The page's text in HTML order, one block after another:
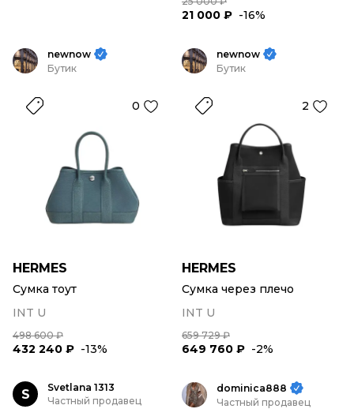
21 000 ₽ -16%
newnow
Бутик
0
HERMES
Сумка тоут
INT U
498 600 ₽
432 240 ₽ -13%
newnow
Бутик
2
HERMES
Сумка через плечо
INT U
659 729 ₽
649 760 ₽ -2%
S
Svetlana 1313
Частный продавец
dominica888
Частный продавец